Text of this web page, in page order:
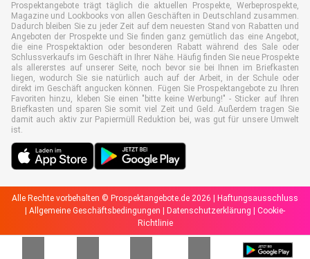
Prospektangebote trägt täglich die aktuellen Prospekte, Werbeprospekte,
Magazine und Lookbooks von allen Geschäften in Deutschland zusammen.
Dadurch bleiben Sie zu jeder Zeit auf dem neuesten Stand von Rabatten und
Angeboten der Prospekte und Sie finden ganz gemütlich das eine Angebot,
die eine Prospektaktion oder besonderen Rabatt während des Sale oder
Schlussverkaufs im Geschäft in Ihrer Nähe. Häufig finden Sie neue Prospekte
als allererstes auf unserer Seite, noch bevor sie bei Ihnen im Briefkasten
liegen, wodurch Sie sie natürlich auch auf der Arbeit, in der Schule oder
direkt im Geschäft angucken können. Fügen Sie Prospektangebote zu Ihren
Favoriten hinzu, kleben Sie einen "bitte keine Werbung!" - Sticker auf Ihren
Briefkasten und sparen Sie somit viel Zeit und Geld. Außerdem tragen Sie
damit auch aktiv zur Papiermüll Reduktion bei, was gut für unsere Umwelt
ist.
Alle Rechte vorbehalten © Prospektangebote.de 2026 |
Haftungsausschluss
Allgemeine Geschäftsbedingungen Datenschutzerklärung
Cookie-
Richtlinie